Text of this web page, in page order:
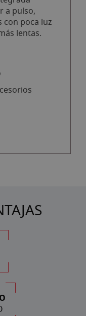
a pulso,
con poca luz
lentas.